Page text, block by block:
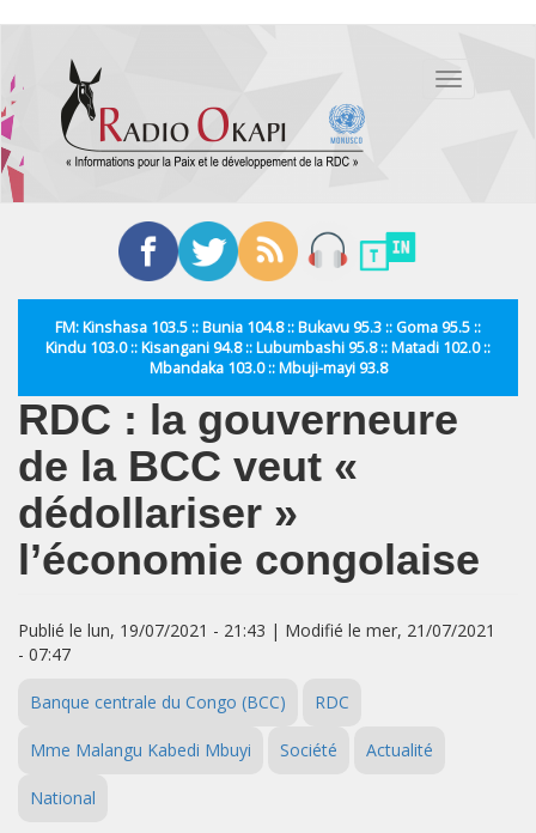
contenu
principal
Toggle
FM: Kinshasa 103.5 :: Bunia 104.8 :: Bukavu 95.3 :: Goma 95.5 ::
Kindu 103.0 :: Kisangani 94.8 :: Lubumbashi 95.8 :: Matadi 102.0 ::
Mbandaka 103.0 :: Mbuji-mayi 93.8
RDC : la gouverneure
de la BCC veut «
dédollariser »
l’économie congolaise
Publié le lun, 19/07/2021 - 21:43 | Modifié le mer, 21/07/2021
- 07:47
Banque centrale du Congo (BCC) RDC
Mme Malangu Kabedi Mbuyi Société Actualité
National